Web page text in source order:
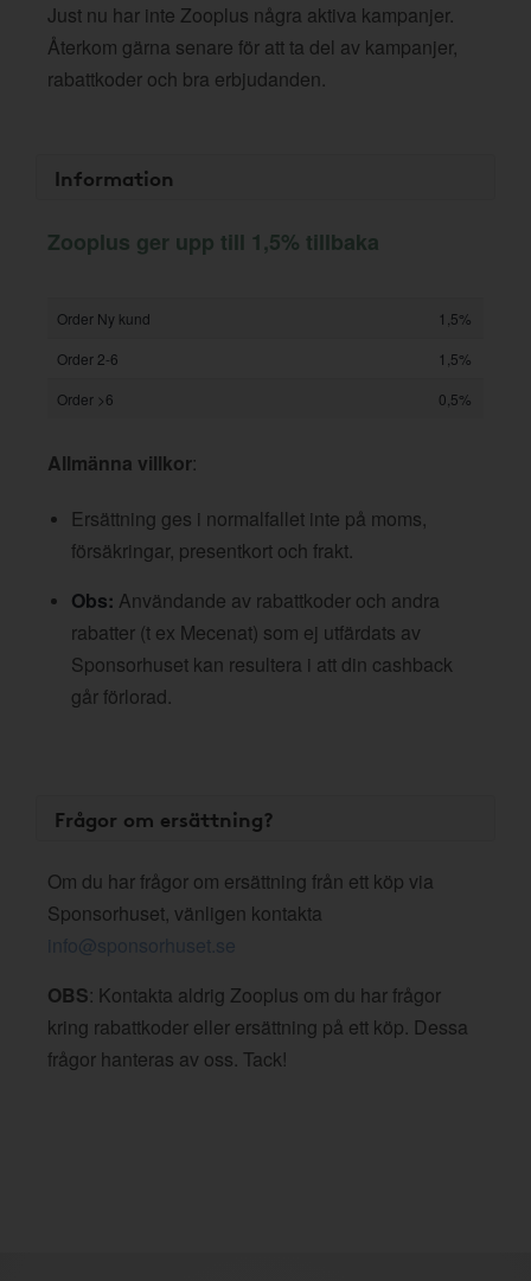
Just nu har inte Zooplus några aktiva kampanjer.
Återkom gärna senare för att ta del av kampanjer,
rabattkoder och bra erbjudanden.
Information
Zooplus ger upp till 1,5% tillbaka
Order Ny kund
1,5%
Order 2-6
1,5%
Order >6
0,5%
Allmänna villkor:
Ersättning ges i normalfallet inte på moms,
försäkringar, presentkort och frakt.
Obs: Användande av rabattkoder och andra
rabatter (t ex Mecenat) som ej utfärdats av
Sponsorhuset kan resultera i att din cashback
går förlorad.
Frågor om ersättning?
Om du har frågor om ersättning från ett köp via
Sponsorhuset, vänligen kontakta
info@sponsorhuset.se
OBS: Kontakta aldrig Zooplus om du har frågor
kring rabattkoder eller ersättning på ett köp. Dessa
frågor hanteras av oss. Tack!